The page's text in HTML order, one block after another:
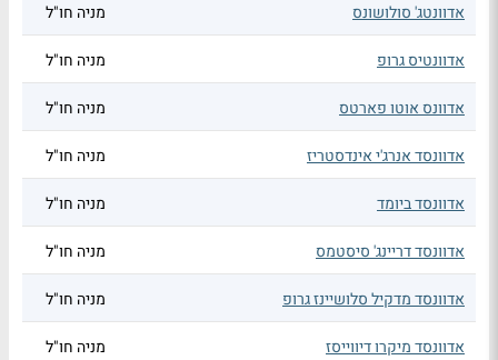
אדוונטג' סולושונס מניה חו"ל
אדוונטיס גרופ מניה חו"ל
אדוונס אוטו פארטס מניה חו"ל
אדוונסד אנרג'י אינדסטריז מניה חו"ל
אדוונסד ביומד מניה חו"ל
אדוונסד דריינג' סיסטמס מניה חו"ל
אדוונסד מדקיל סלושיינז גרופ מניה חו"ל
אדוונסד מיקרו דיווייסז מניה חו"ל